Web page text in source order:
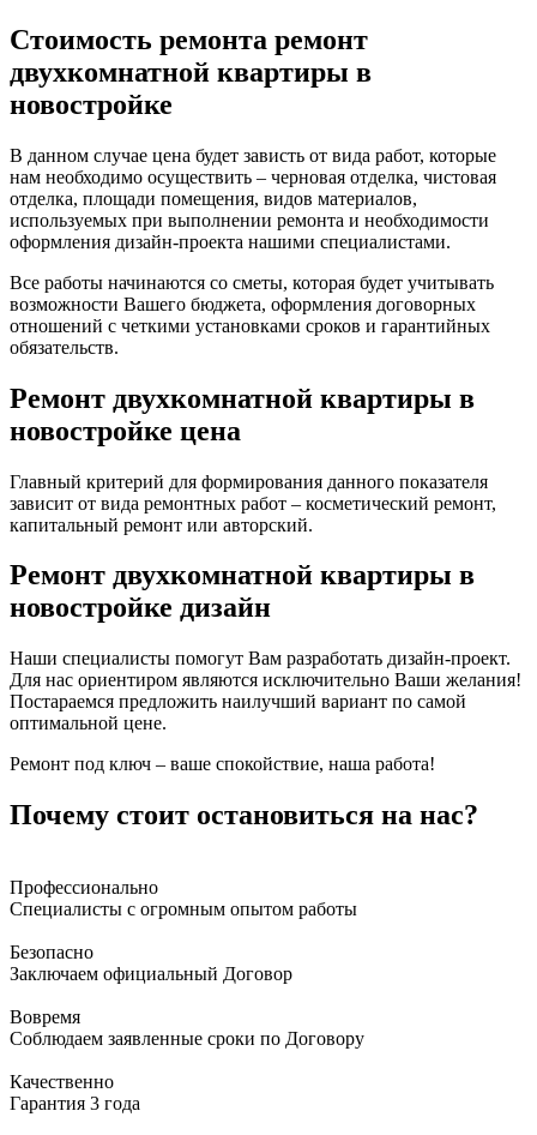
Стоимость ремонта ремонт
двухкомнатной квартиры в
новостройке
В данном случае цена будет зависть от вида работ, которые
нам необходимо осуществить – черновая отделка, чистовая
отделка, площади помещения, видов материалов,
используемых при выполнении ремонта и необходимости
оформления дизайн-проекта нашими специалистами.
Все работы начинаются со сметы, которая будет учитывать
возможности Вашего бюджета, оформления договорных
отношений с четкими установками сроков и гарантийных
обязательств.
Ремонт двухкомнатной квартиры в
новостройке цена
Главный критерий для формирования данного показателя
зависит от вида ремонтных работ – косметический ремонт,
капитальный ремонт или авторский.
Ремонт двухкомнатной квартиры в
новостройке дизайн
Наши специалисты помогут Вам разработать дизайн-проект.
Для нас ориентиром являются исключительно Ваши желания!
Постараемся предложить наилучший вариант по самой
оптимальной цене.
Ремонт под ключ – ваше спокойствие, наша работа!
Почему стоит остановиться на нас?
Профессионально
Специалисты с огромным опытом работы
Безопасно
Заключаем официальный Договор
Вовремя
Соблюдаем заявленные сроки по Договору
Качественно
Гарантия 3 года